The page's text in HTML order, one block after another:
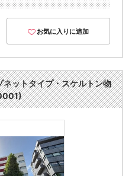
お気に入りに追加
ネットタイプ・スケルトン物